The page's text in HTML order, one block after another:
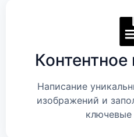
Написание
изображений и
ключевые